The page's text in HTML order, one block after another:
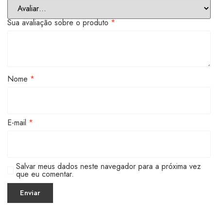
Sua avaliação sobre o produto*
Nome *
E-mail *
Salvar meus dados neste navegador para a próxima vez
que eu comentar.